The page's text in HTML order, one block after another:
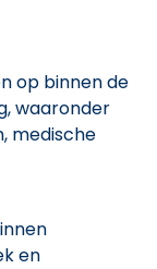
op binnen de
waaronder
medische
en